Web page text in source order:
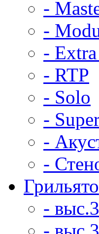
-
-
- Extra
- RTP
- Solo
-
-
-
Грильято
-